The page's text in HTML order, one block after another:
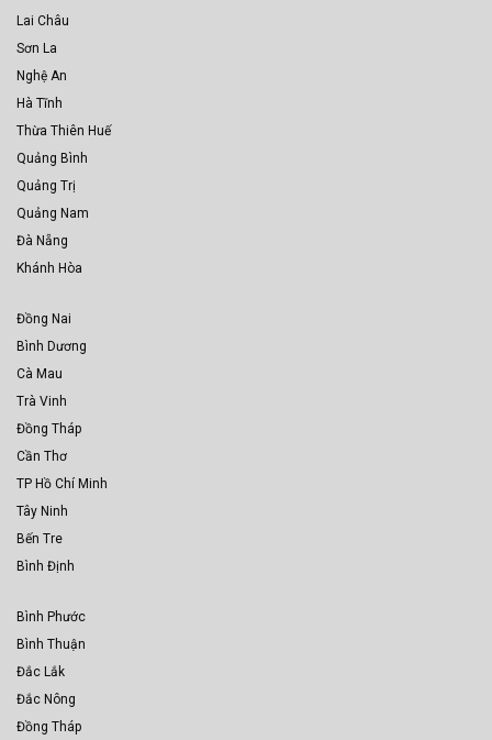
Lai Châu
Sơn La
Nghệ An
Hà Tĩnh
Thừa Thiên Huế
Quảng Bình
Quảng Trị
Quảng Nam
Đà Nẵng
Khánh Hòa
Đồng Nai
Bình Dương
Cà Mau
Trà Vinh
Đồng Tháp
Cần Thơ
TP Hồ Chí Minh
Tây Ninh
Bến Tre
Bình Định
Bình Phước
Bình Thuận
Đắc Lắk
Đắc Nông
Đồng Tháp